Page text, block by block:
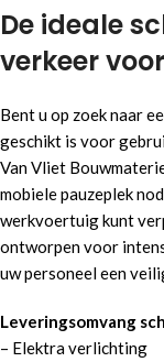
De ideale
verkeer
Bent u op zoek naar
geschikt is voor
Van Vliet
mobiele pauzeplek
werkvoertuig kunt
ontworpen voor
uw personeel een
Leveringsomvang
– Elektra verlichting